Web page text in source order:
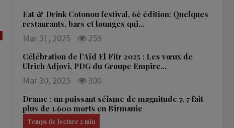
Eat & Drink Cotonou festival, 6è édition: Quelques
restaurants, bars et lounges qui…
Mar 31, 2025 259
Célébration de l’Aïd El Fitr 2025 : Les vœux de
Ulrich Adjovi, PDG du Groupe Empire…
Mar 30, 2025 300
Drame : un puissant séisme de magnitude 7, 7 fait
plus de 1.600 morts en Birmanie